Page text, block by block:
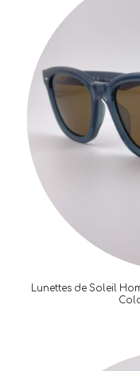
Lunettes de Soleil